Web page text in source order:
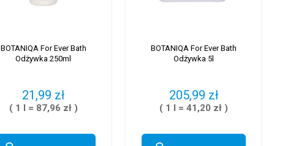
BOTANIQA For Ever Bath
Odżywka 250ml
21,99 zł
( 1 l = 87,96 zł )
BOTANIQA For Ever Bath
Odżywka 5l
205,99 zł
( 1 l = 41,20 zł )